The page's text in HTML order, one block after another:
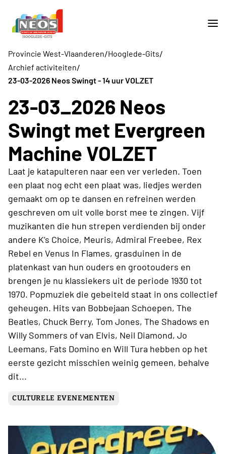
Provincie West-Vlaanderen/Hooglede-Gits/
Archief activiteiten/
23-03-2026 Neos Swingt - 14 uur VOLZET
23-03_2026 Neos
Swingt met Evergreen
Machine VOLZET
Laat je katapulteren naar een ver verleden. Toen
een plaat nog echt een plaat was, liedjes werden
gemaakt om op te dansen en refreinen werden
geschreven om uit volle borst mee te zingen. Vijf
muzikanten die hun strepen verdienden bij onder
andere K’s Choice, Meuris, Admiral Freebee, Rex
Rebel en Venus In Flames, grasduinen in de
platenkast van hun ouders en grootouders en
brengen je nu klassiekers uit de periode 1930 tot
1970. Popmuziek die gebeiteld staat in ons collectief
geheugen. Hits van Bobbejaan Schoepen, The
Beatles, Chuck Berry, Tom Jones, The Shadows en
Willy Sommers of van Elvis, Neil Diamond, Jo
Leemans, Fats Domino en Will Tura hebben op het
eerste gezicht misschien weinig gemeen, behalve
dit...
CULTURELE EVENEMENTEN